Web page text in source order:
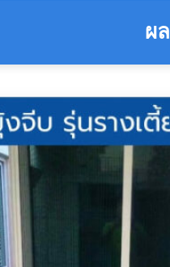
ผ